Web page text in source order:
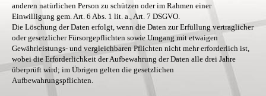
anderen natürlichen Person zu schützen oder im Rahmen einer
Einwilligung gem. Art. 6 Abs. 1 lit. a., Art. 7 DSGVO.
Die Löschung der Daten erfolgt, wenn die Daten zur Erfüllung vertraglicher
oder gesetzlicher Fürsorgepflichten sowie Umgang mit etwaigen
Gewährleistungs- und vergleichbaren Pflichten nicht mehr erforderlich ist,
wobei die Erforderlichkeit der Aufbewahrung der Daten alle drei Jahre
überprüft wird; im Übrigen gelten die gesetzlichen
Aufbewahrungspflichten.